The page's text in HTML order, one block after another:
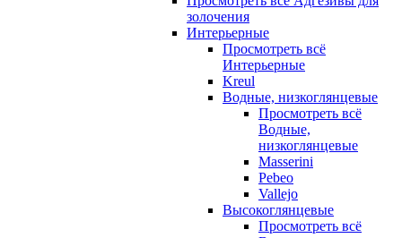
золочения
Интерьерные
Просмотреть всё
Интерьерные
Kreul
Водные, низкоглянцевые
Просмотреть всё
Водные,
низкоглянцевые
Masserini
Pebeo
Vallejo
Высокоглянцевые
Просмотреть всё